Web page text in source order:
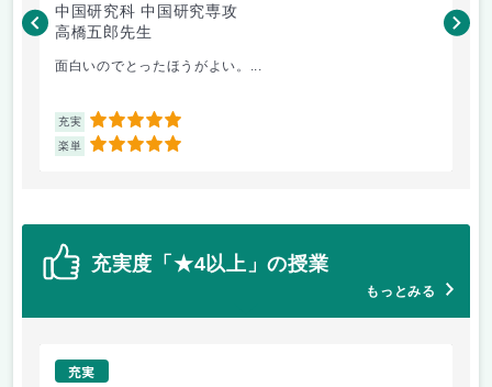
中国研究科 中国研究専攻
高橋五郎先生
面白いのでとったほうがよい。...
充実 5
楽単 5
木
充実度「★4以上」の授業
もっとみる
充実